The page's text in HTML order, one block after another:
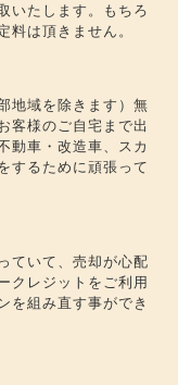
いたします。もちろ
料は頂きません。
地域を除きます）無
客様のご自宅まで出
動車・改造車、スカ
するために頑張って
ていて、売却が心配
クレジットをご利用
を組み直す事ができ